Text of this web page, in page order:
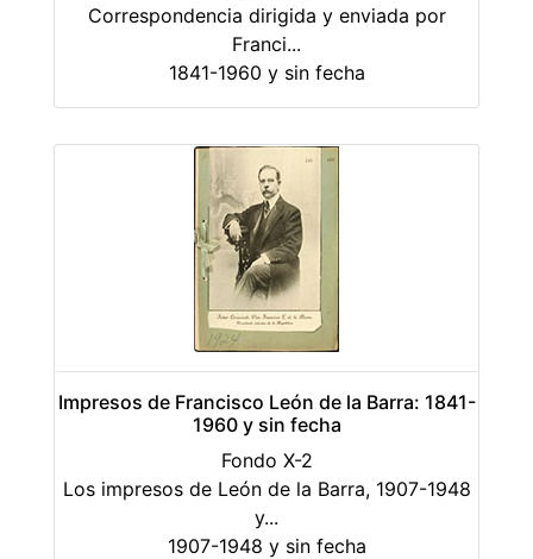
Correspondencia dirigida y enviada por
Franci...
1841-1960 y sin fecha
Impresos de Francisco León de la Barra: 1841-
1960 y sin fecha
Fondo X-2
Los impresos de León de la Barra, 1907-1948
y...
1907-1948 y sin fecha